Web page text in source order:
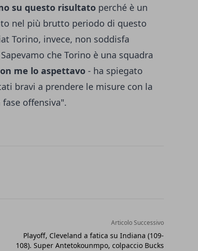
su questo risultato perché è un
nel più brutto periodo di questo
Torino, invece, non soddisfa
che Torino è una squadra
me lo aspettavo - ha spiegato
bravi a prendere le misure con la
fase offensiva".
Articolo Successivo
Playoff, Cleveland a fatica su Indiana (109-
108). Super Antetokounmpo, colpaccio Bucks